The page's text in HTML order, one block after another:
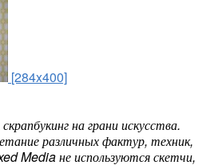
[284x400]
на грани искусства.
различных фактур, техник,
Media не используются скетчи,